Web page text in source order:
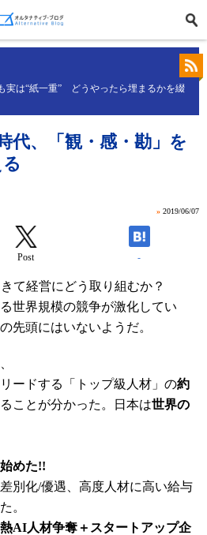
実は“紙一重” どうやったら埋まるかを綴
代、「観・感・勘」を
» 2019/06/07
Post -
て経営にどう取り組むか？
世界規模の競争が激化してい
先頭にはいないようだ。
ードする「トップ級人材」の約
ことが分かった。日本は世界の
めた!!
別化/優遇、高度人材に高い給与
。
熱AI人材争奪＋スタートアップ企